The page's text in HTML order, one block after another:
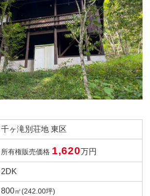
千ヶ滝別荘地 東区
所有権販売価格 1,620 万円
2DK
800㎡(242.00坪)